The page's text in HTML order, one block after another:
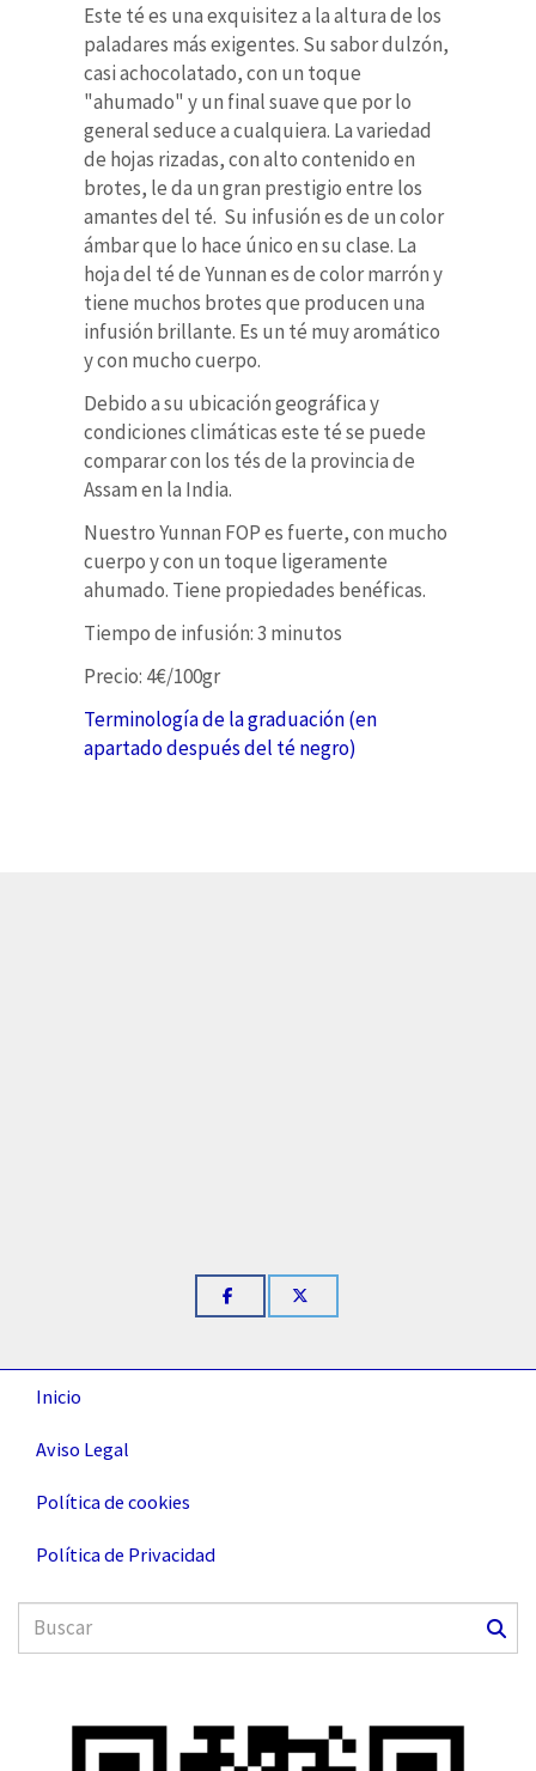
Este té es una exquisitez a la altura de los
paladares más exigentes. Su sabor dulzón,
casi achocolatado, con un toque
"ahumado" y un final suave que por lo
general seduce a cualquiera. La variedad
de hojas rizadas, con alto contenido en
brotes, le da un gran prestigio entre los
amantes del té. Su infusión es de un color
ámbar que lo hace único en su clase. La
hoja del té de Yunnan es de color marrón y
tiene muchos brotes que producen una
infusión brillante. Es un té muy aromático
y con mucho cuerpo.
Debido a su ubicación geográfica y
condiciones climáticas este té se puede
comparar con los tés de la provincia de
Assam en la India.
Nuestro Yunnan FOP es fuerte, con mucho
cuerpo y con un toque ligeramente
ahumado. Tiene propiedades benéficas.
Tiempo de infusión: 3 minutos
Precio: 4€/100gr
Terminología de la graduación (en
apartado después del té negro)
Inicio
Aviso Legal
Política de cookies
Política de Privacidad